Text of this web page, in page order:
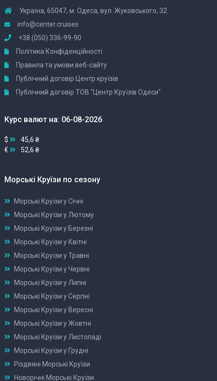
Україна, 65047, м. Одеса, вул. Жуковського, 32
info@center.cruises
+38 (050) 336-99-90
Політика Конфіденційності
Правила та умови веб-сайту
Публічний договір Центр круїзів
Публічний договір ТОВ "Центр Круїзів Одеси"
Курс валют на: 06-08-2026
$
45,6 ₴
€
52,6 ₴
Морські Круїзи по сезону
Морські Круїзи у Січні
Морські Круїзи у Лютому
Морські Круїзи у Березні
Морські Круїзи у Квітні
Морські Круїзи у Травні
Морські Круїзи у Червні
Морські Круїзи у Липні
Морські Круїзи у Серпні
Морські Круїзи у Вересні
Морські Круїзи у Жовтні
Морські Круїзи у Листопаді
Морські Круїзи у Грудні
Різдвяні Морські Круїзи
Новорічні Морські Круїзи